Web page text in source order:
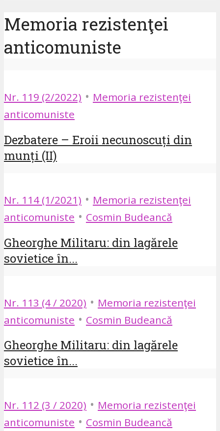
Memoria rezistenţei
anticomuniste
Nr. 119 (2/2022) • Memoria rezistenţei
anticomuniste
Dezbatere – Eroii necunoscuți din
munți (II)
Nr. 114 (1/2021) • Memoria rezistenţei
anticomuniste • Cosmin Budeancă
Gheorghe Militaru: din lagărele
sovietice în...
Nr. 113 (4 / 2020) • Memoria rezistenţei
anticomuniste • Cosmin Budeancă
Gheorghe Militaru: din lagărele
sovietice în...
Nr. 112 (3 / 2020) • Memoria rezistenţei
anticomuniste • Cosmin Budeancă